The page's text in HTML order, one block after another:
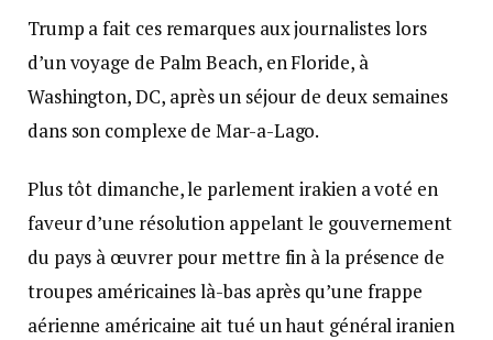
Trump a fait ces remarques aux journalistes lors
d’un voyage de Palm Beach, en Floride, à
Washington, DC, après un séjour de deux semaines
dans son complexe de Mar-a-Lago.
Plus tôt dimanche, le parlement irakien a voté en
faveur d’une résolution appelant le gouvernement
du pays à œuvrer pour mettre fin à la présence de
troupes américaines là-bas après qu’une frappe
aérienne américaine ait tué un haut général iranien